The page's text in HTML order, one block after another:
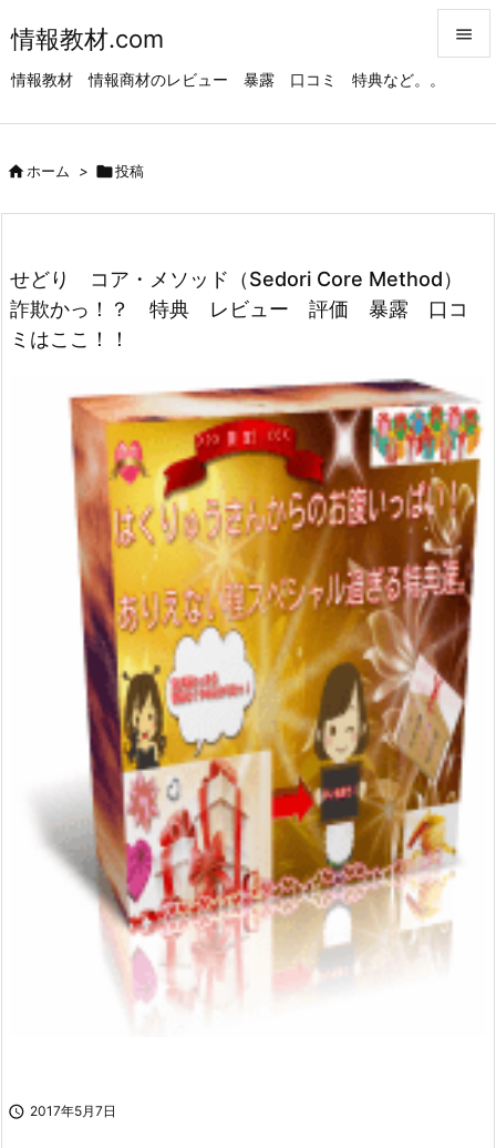
情報教材.com
情報教材 情報商材のレビュー 暴露 口コミ 特典など。。

前へ

ホーム > 投稿
せどり コア・メソッド（Sedori Core Method）
詐欺かっ！？ 特典 レビュー 評価 暴露 口コ
ミはここ！！
 2017年5月7日